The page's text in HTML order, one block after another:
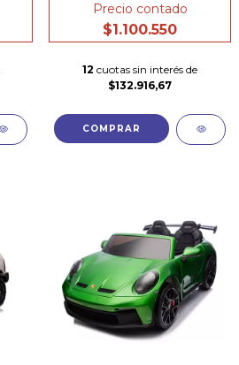
Precio contado
$1.100.550
12 cuotas sin interés de
$132.916,67
COMPRAR